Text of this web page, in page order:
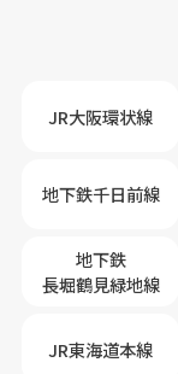
JR大阪環状線
地下鉄千日前線
地下鉄
長堀鶴見緑地線
JR東海道本線